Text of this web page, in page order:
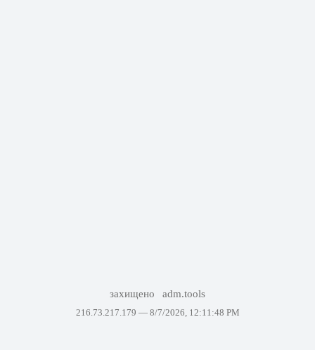
захищено adm.tools
216.73.217.179 — 8/7/2026, 12:11:48 PM